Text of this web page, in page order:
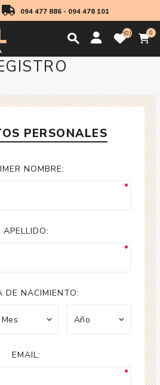
094 477 886- 094 478 101
0 0
PERSONALES
NOMBRE:
APELLIDO:
DE NACIMIENTO:
EMAIL: